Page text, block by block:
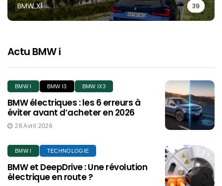
BMW X1 39
Actu BMW i
BMW I BMW I3 BMW IX3
BMW électriques : les 6 erreurs à
éviter avant d’acheter en 2026
28 Avril 2026
BMW I TECHNOLOGIE
BMW et DeepDrive : Une révolution
électrique en route ?